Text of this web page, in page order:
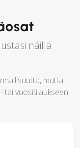
näillä
mutta
tai vuositilaukseen: